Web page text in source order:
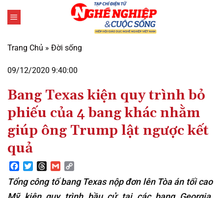
qua
dung
Trang Chủ » Đời sống
09/12/2020 9:40:00
Bang Texas kiện quy trình bỏ
phiếu của 4 bang khác nhằm
giúp ông Trump lật ngược kết
quả
Facebook
TwitterThreads
Gmail
Tổng công tố bang Texas nộp đơn lên Tòa án tối cao